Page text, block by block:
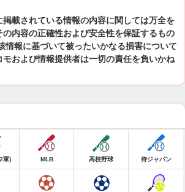
載されている情報の内容に関しては万全を
内容の正確性および安全性を保証するもの
情報に基づいて被ったいかなる損害について
モおよび情報提供者は一切の責任を負いかね
軍) MLB 高校野球 侍ジャパン